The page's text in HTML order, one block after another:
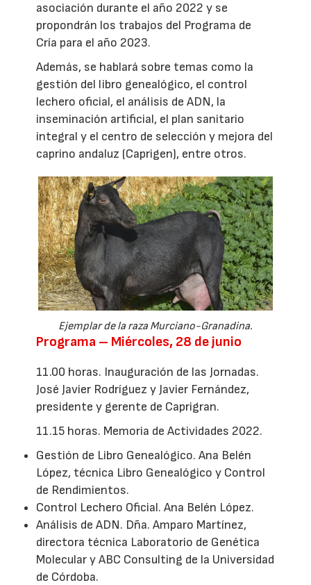
asociación durante el año 2022 y se
propondrán los trabajos del Programa de
Cría para el año 2023.
Además, se hablará sobre temas como la
gestión del libro genealógico, el control
lechero oficial, el análisis de ADN, la
inseminación artificial, el plan sanitario
integral y el centro de selección y mejora del
caprino andaluz (Caprigen), entre otros.
Ejemplar de la raza Murciano-Granadina.
Programa – Miércoles, 28 de junio
11.00 horas. Inauguración de las Jornadas.
José Javier Rodríguez y Javier Fernández,
presidente y gerente de Caprigran.
11.15 horas. Memoria de Actividades 2022.
Gestión de Libro Genealógico. Ana Belén
López, técnica Libro Genealógico y Control
de Rendimientos.
Control Lechero Oficial. Ana Belén López.
Análisis de ADN. Dña. Amparo Martínez,
directora técnica Laboratorio de Genética
Molecular y ABC Consulting de la Universidad
de Córdoba.